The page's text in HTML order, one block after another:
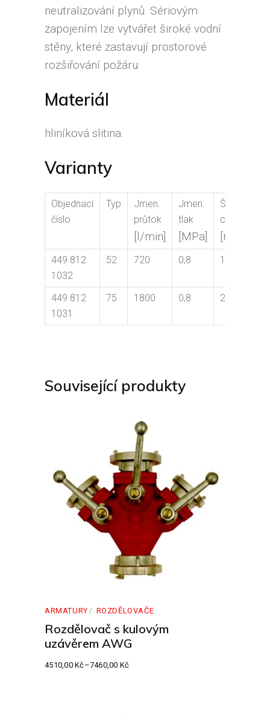
neutralizování plynů. Sériovým
zapojením lze vytvářet široké vodní
stěny, které zastavují prostorové
rozšiřování požáru.
Materiál
hliníková slitina.
Varianty
Objednací
číslo
Typ
Jmen.
průtok
[l/min]
Jmen.
tlak
[MPa]
Šířka
clony
[m]
449 812
1032
52 720 0,8 18
449 812
1031
75 1800 0,8 23
Související produkty
ARMATURY ROZDĚLOVAČE
Rozdělovač s kulovým
uzávěrem AWG
4510,00Kč–7460,00 Kč
Rozpětí